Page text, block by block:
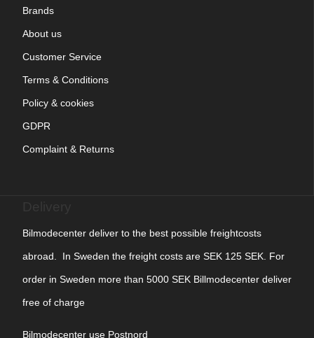
Brands
About us
Customer Service
Terms & Conditions
Policy & cookies
GDPR
Complaint & Returns
Bilmodecenter deliver to the best possible freightcosts
abroad. In Sweden the freight costs are SEK 125 SEK. For
order in Sweden more than 5000 SEK Billmodecenter deliver
free of charge
Bilmodecenter use Postnord